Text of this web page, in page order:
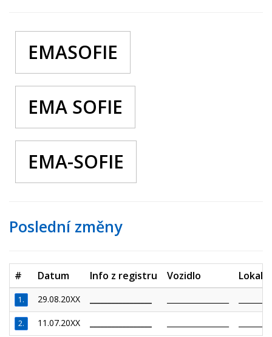
EMASOFIE
EMA SOFIE
EMA-SOFIE
Poslední změny
# Datum Info z registru Vozidlo
1. 29.08.20XX
2. 11.07.20XX